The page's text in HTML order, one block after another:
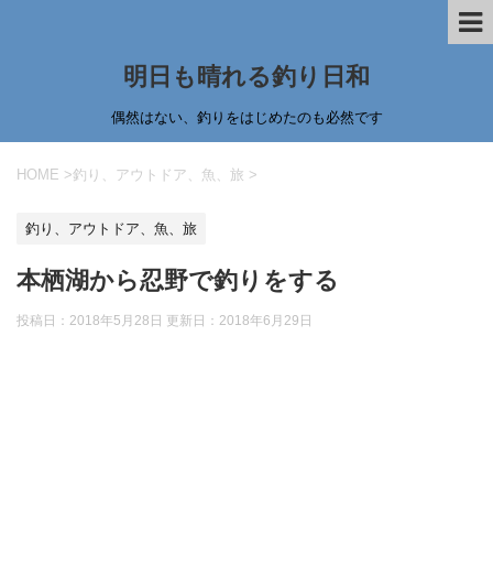
明日も晴れる釣り日和
偶然はない、釣りをはじめたのも必然です
HOME >釣り、アウトドア、魚、旅 >
釣り、アウトドア、魚、旅
本栖湖から忍野で釣りをする
投稿日：2018年5月28日 更新日： 2018年6月29日